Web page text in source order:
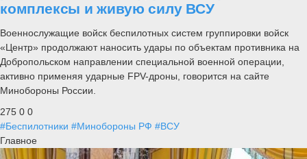
комплексы и живую силу ВСУ
Военнослужащие войск беспилотных систем группировки войск
«Центр» продолжают наносить удары по объектам противника на
Добропольском направлении специальной военной операции,
активно применяя ударные FPV-дроны, говорится на сайте
Минобороны России.
275 0 0
#Беспилотники #Минобороны РФ #ВСУ
Главное